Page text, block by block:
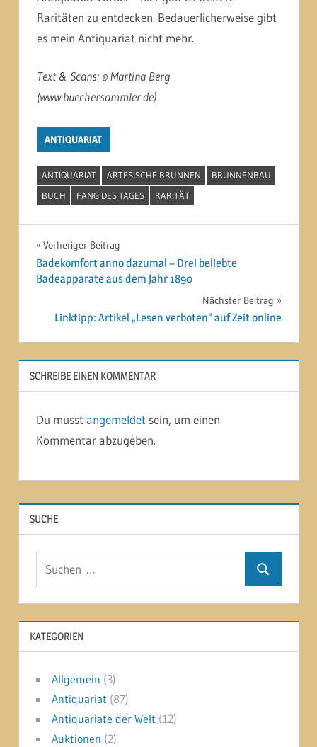
Raritäten zu entdecken. Bedauerlicherweise gibt
es mein Antiquariat nicht mehr.
Text & Scans: © Martina Berg
(www.buechersammler.de)
ANTIQUARIAT
ANTIQUARIAT ARTESISCHE BRUNNEN
BRUNNENBAU
BUCH
FANG DES TAGES RARITÄT
Beitragsnavigation
Vorheriger Beitrag
Badekomfort anno dazumal – Drei beliebte
Badeapparate aus dem Jahr 1890
Nächster Beitrag
Linktipp: Artikel „Lesen verboten“ auf Zeit online
SCHREIBE EINEN KOMMENTAR
Du musst angemeldetsein, um einen
Kommentar abzugeben.
SUCHE
Suchen
KATEGORIEN
Allgemein (3)
Antiquariat (87)
Antiquariate der Welt (12)
Auktionen (2)